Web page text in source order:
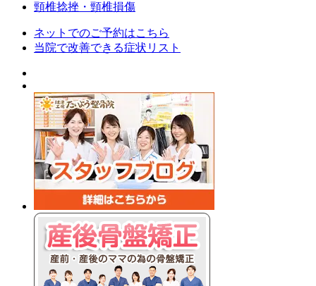
頸椎捻挫・頸椎損傷
ネットでのご予約はこちら
当院で改善できる症状リスト